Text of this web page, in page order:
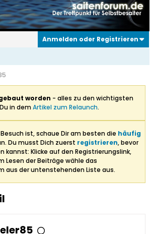
Anmelden oder Registrieren
worden - alles zu den wichtigsten
in demArtikel zum Relaunch.
ist, schaue Dir am besten die häufig
Du musst Dich zuerst registrieren, bevor
kannst: Klicke auf den Registrierungslink,
Lesen der Beiträge wähle das
aus der untenstehenden Liste aus.